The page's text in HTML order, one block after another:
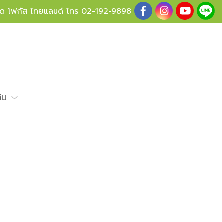
โฟกัส ไทยแลนด์ โทร 02-192-9898